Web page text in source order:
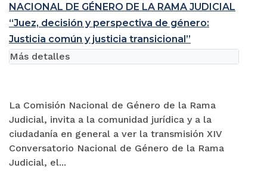
NACIONAL DE GÉNERO DE LA RAMA JUDICIAL
“Juez, decisión y perspectiva de género:
Justicia común y justicia transicional”
La Comisión Nacional de Género de la Rama
Judicial, invita a la comunidad jurídica y a la
ciudadanía en general a ver la transmisión XIV
Conversatorio Nacional de Género de la Rama
Judicial, el...
Más detalles